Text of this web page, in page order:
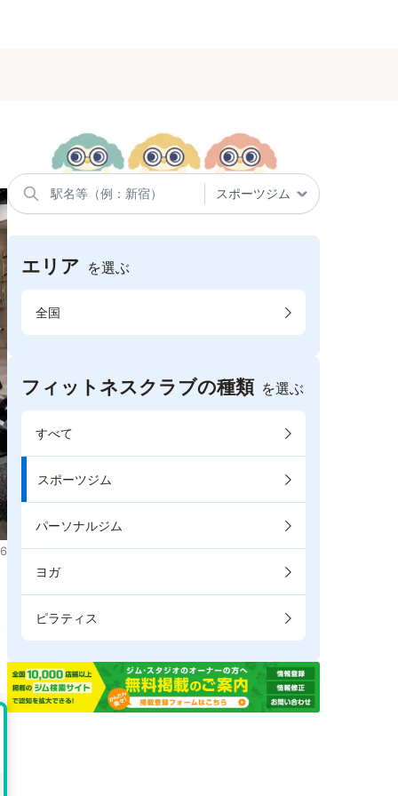
エリア を選ぶ
全国
フィットネスクラブの種類 を選ぶ
すべて
スポーツジム
パーソナルジム
ヨガ
ピラティス